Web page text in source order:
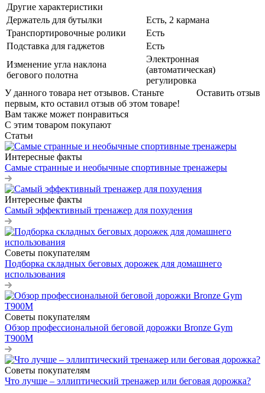
Другие характеристики
Держатель для бутылки
Есть, 2 кармана
Транспортировочные ролики
Есть
Подставка для гаджетов
Есть
Изменение угла наклона
бегового полотна
Электронная
(автоматическая)
регулировка
Оставить отзыв
У данного товара нет отзывов. Станьте
первым, кто оставил отзыв об этом товаре!
Вам также может понравиться
С этим товаром покупают
Статьи
Интересные факты
Самые странные и необычные спортивные тренажеры
Интересные факты
Самый эффективный тренажер для похудения
Советы покупателям
Подборка складных беговых дорожек для домашнего
использования
Советы покупателям
Обзор профессиональной беговой дорожки Bronze Gym
T900M
Советы покупателям
Что лучше – эллиптический тренажер или беговая дорожка?